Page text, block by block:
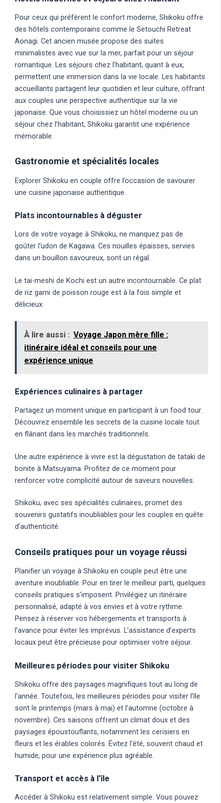
Pour ceux qui préfèrent le confort moderne, Shikoku offre
des hôtels contemporains comme le Setouchi Retreat
Aonagi. Cet ancien musée propose des suites
minimalistes avec vue sur la mer, parfait pour un séjour
romantique. Les séjours chez l’habitant, quant à eux,
permettent une immersion dans la vie locale. Les habitants
accueillants partagent leur quotidien et leur culture, offrant
aux couples une perspective authentique sur la vie
japonaise. Que vous choisissiez un hôtel moderne ou un
séjour chez l’habitant, Shikoku garantit une expérience
mémorable.
Gastronomie et spécialités locales
Explorer Shikoku en couple offre l’occasion de savourer
une cuisine japonaise authentique.
Plats incontournables à déguster
Lors de votre voyage à Shikoku, ne manquez pas de
goûter l’udon de Kagawa. Ces nouilles épaisses, servies
dans un bouillon savoureux, sont un régal.
Le tai-meshi de Kochi est un autre incontournable. Ce plat
de riz garni de poisson rouge est à la fois simple et
délicieux.
À lire aussi : Voyage Japon mère fille :
itinéraire idéal et conseils pour une
expérience unique
Expériences culinaires à partager
Partagez un moment unique en participant à un food tour.
Découvrez ensemble les secrets de la cuisine locale tout
en flânant dans les marchés traditionnels.
Une autre expérience à vivre est la dégustation de tataki de
bonite à Matsuyama. Profitez de ce moment pour
renforcer votre complicité autour de saveurs nouvelles.
Shikoku, avec ses spécialités culinaires, promet des
souvenirs gustatifs inoubliables pour les couples en quête
d’authenticité.
Conseils pratiques pour un voyage réussi
Planifier un voyage à Shikoku en couple peut être une
aventure inoubliable. Pour en tirer le meilleur parti, quelques
conseils pratiques s’imposent. Privilégiez un itinéraire
personnalisé, adapté à vos envies et à votre rythme.
Pensez à réserver vos hébergements et transports à
l’avance pour éviter les imprévus. L’assistance d’experts
locaux peut être précieuse pour optimiser votre séjour.
Meilleures périodes pour visiter Shikoku
Shikoku offre des paysages magnifiques tout au long de
l’année. Toutefois, les meilleures périodes pour visiter l’île
sont le printemps (mars à mai) et l’automne (octobre à
novembre). Ces saisons offrent un climat doux et des
paysages époustouflants, notamment les cerisiers en
fleurs et les érables colorés. Évitez l’été, souvent chaud et
humide, pour une expérience plus agréable.
Transport et accès à l’île
Accéder à Shikoku est relativement simple. Vous pouvez